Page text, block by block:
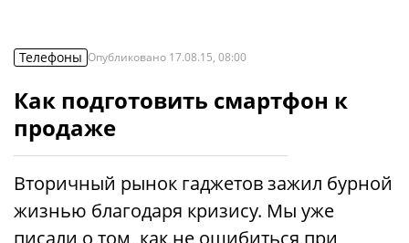
Телефоны Опубликовано 17.08.15, 08:00
Как подготовить смартфон к
продаже
Вторичный рынок гаджетов зажил бурной
жизнью благодаря кризису. Мы уже
писали о том, как не ошибиться при